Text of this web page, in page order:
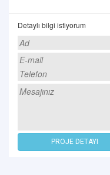
Detaylı bilgi istiyorum
PROJE DETAYI